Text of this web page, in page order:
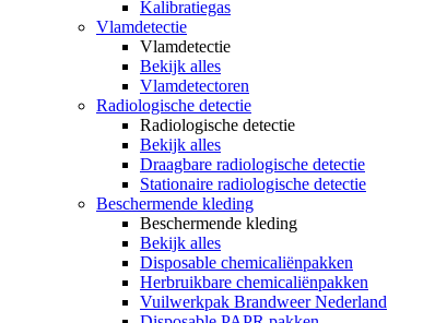
Kalibratiegas
Vlamdetectie
Vlamdetectie
Bekijk alles
Vlamdetectoren
Radiologische detectie
Radiologische detectie
Bekijk alles
Draagbare radiologische detectie
Stationaire radiologische detectie
Beschermende kleding
Beschermende kleding
Bekijk alles
Disposable chemicaliënpakken
Herbruikbare chemicaliënpakken
Vuilwerkpak Brandweer Nederland